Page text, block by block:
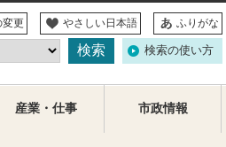
更 やさしい日本語 ふりがな
検索の使い方
産業・仕事 市政情報